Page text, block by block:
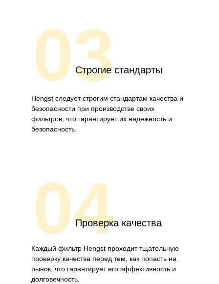
03Строгие стандарты
Hengst следует строгим стандартам качества и
безопасности при производстве своих
фильтров, что гарантирует их надежность и
безопасность.
04Проверка качества
Каждый фильтр Hengst проходит тщательную
проверку качества перед тем, как попасть на
рынок, что гарантирует его эффективность и
долговечность.